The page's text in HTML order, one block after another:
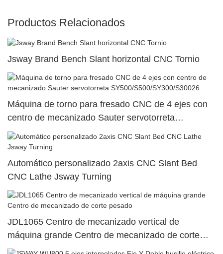
Productos Relacionados
Jsway Brand Bench Slant horizontal CNC Tornio
Máquina de torno para fresado CNC de 4 ejes con
centro de mecanizado Sauter servotorreta
SY500/S500/SY300/S30026
Automático personalizado 2axis CNC Slant Bed
CNC Lathe Jsway Turning
JDL1065 Centro de mecanizado vertical de
máquina grande Centro de mecanizado de corte
pesado